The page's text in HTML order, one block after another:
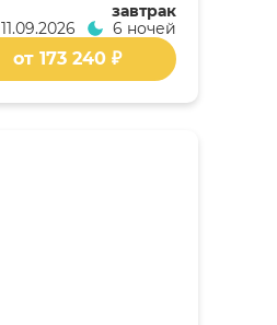
завтрак
11.09.2026 6 ночей
от 173 240 ₽